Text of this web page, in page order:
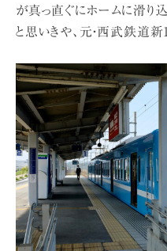
が真っ直ぐにホームに滑り
と思いきや、元・西武鉄道